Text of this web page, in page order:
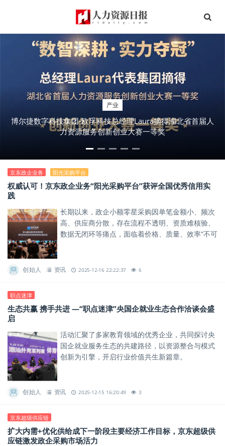
产业
博尔捷数字科技集团-欧孚科技总经理Laura摘得湖北省首届人
力资源服务创新创业大赛一等奖
京东政企业务 阳光采购平台
权威认可！京东政企业务“阳光采购平台”获评全国优秀信用实
践
长期以来，政企小额零星采购因单笔金额小、频次
高、供应商分散，存在流程不透明、资质难核验、
数据无闭环等痛点，面临着价格、质量、效率“不可
创始人 资讯 2025-12-16 22:22:37 6
职点迷津
生态共赢 携手共进 —“职点迷津”央国企就业生态合作洽谈会盛
启
活动汇聚了多家教育领域的优秀企业，共同探讨央
国企就业服务生态的共建路径，以资源整合与模式
创新为引擎，开启行业价值共生新篇章。
创始人 资讯 2025-12-15 16:20:49 3
京东超级供应链
扩大内需+优化供给成下一阶段主要经济工作目标，京东超级供
应链激发政企采购市场活力